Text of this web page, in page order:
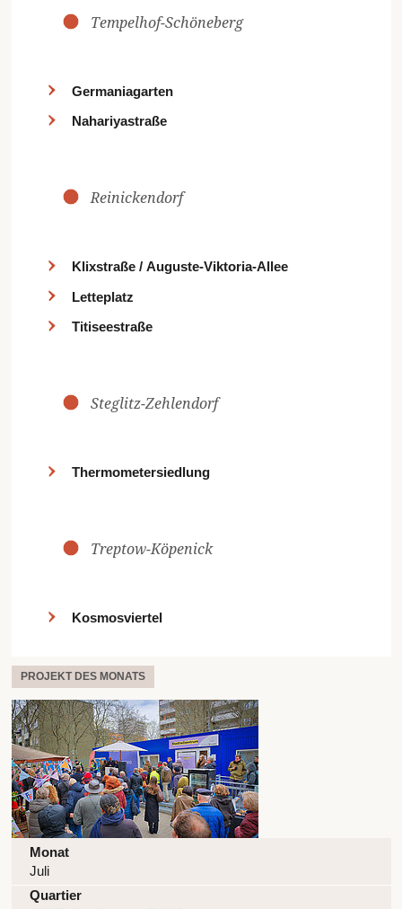
Tempelhof-Schöneberg
Germaniagarten
Nahariyastraße
Reinickendorf
Klixstraße / Auguste-Viktoria-Allee
Letteplatz
Titiseestraße
Steglitz-Zehlendorf
Thermometersiedlung
Treptow-Köpenick
Kosmosviertel
PROJEKT DES MONATS
Monat
Juli
Quartier